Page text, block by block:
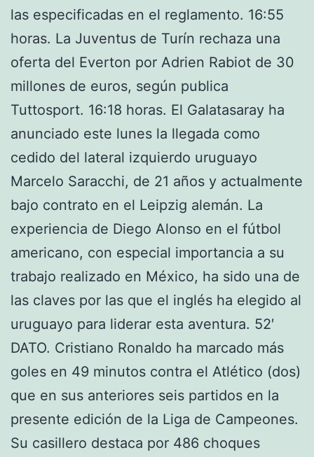
las especificadas en el reglamento. 16:55
horas. La Juventus de Turín rechaza una
oferta del Everton por Adrien Rabiot de 30
millones de euros, según publica
Tuttosport. 16:18 horas. El Galatasaray ha
anunciado este lunes la llegada como
cedido del lateral izquierdo uruguayo
Marcelo Saracchi, de 21 años y actualmente
bajo contrato en el Leipzig alemán. La
experiencia de Diego Alonso en el fútbol
americano, con especial importancia a su
trabajo realizado en México, ha sido una de
las claves por las que el inglés ha elegido al
uruguayo para liderar esta aventura. 52′
DATO. Cristiano Ronaldo ha marcado más
goles en 49 minutos contra el Atlético (dos)
que en sus anteriores seis partidos en la
presente edición de la Liga de Campeones.
Su casillero destaca por 486 choques